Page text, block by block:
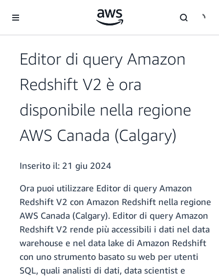
Editor di query Amazon
Redshift V2 è ora
disponibile nella regione
AWS Canada (Calgary)
Inserito il: 21 giu 2024
Ora puoi utilizzare Editor di query Amazon
Redshift V2 con Amazon Redshift nella regione
AWS Canada (Calgary). Editor di query Amazon
Redshift V2 rende più accessibili i dati nel data
warehouse e nel data lake di Amazon Redshift
con uno strumento basato su web per utenti
SQL, quali analisti di dati, data scientist e